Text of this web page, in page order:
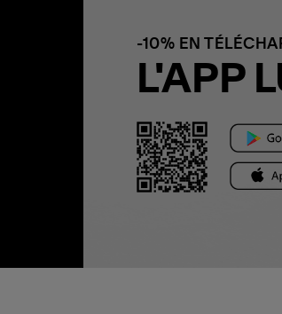
-10% EN
L'APP